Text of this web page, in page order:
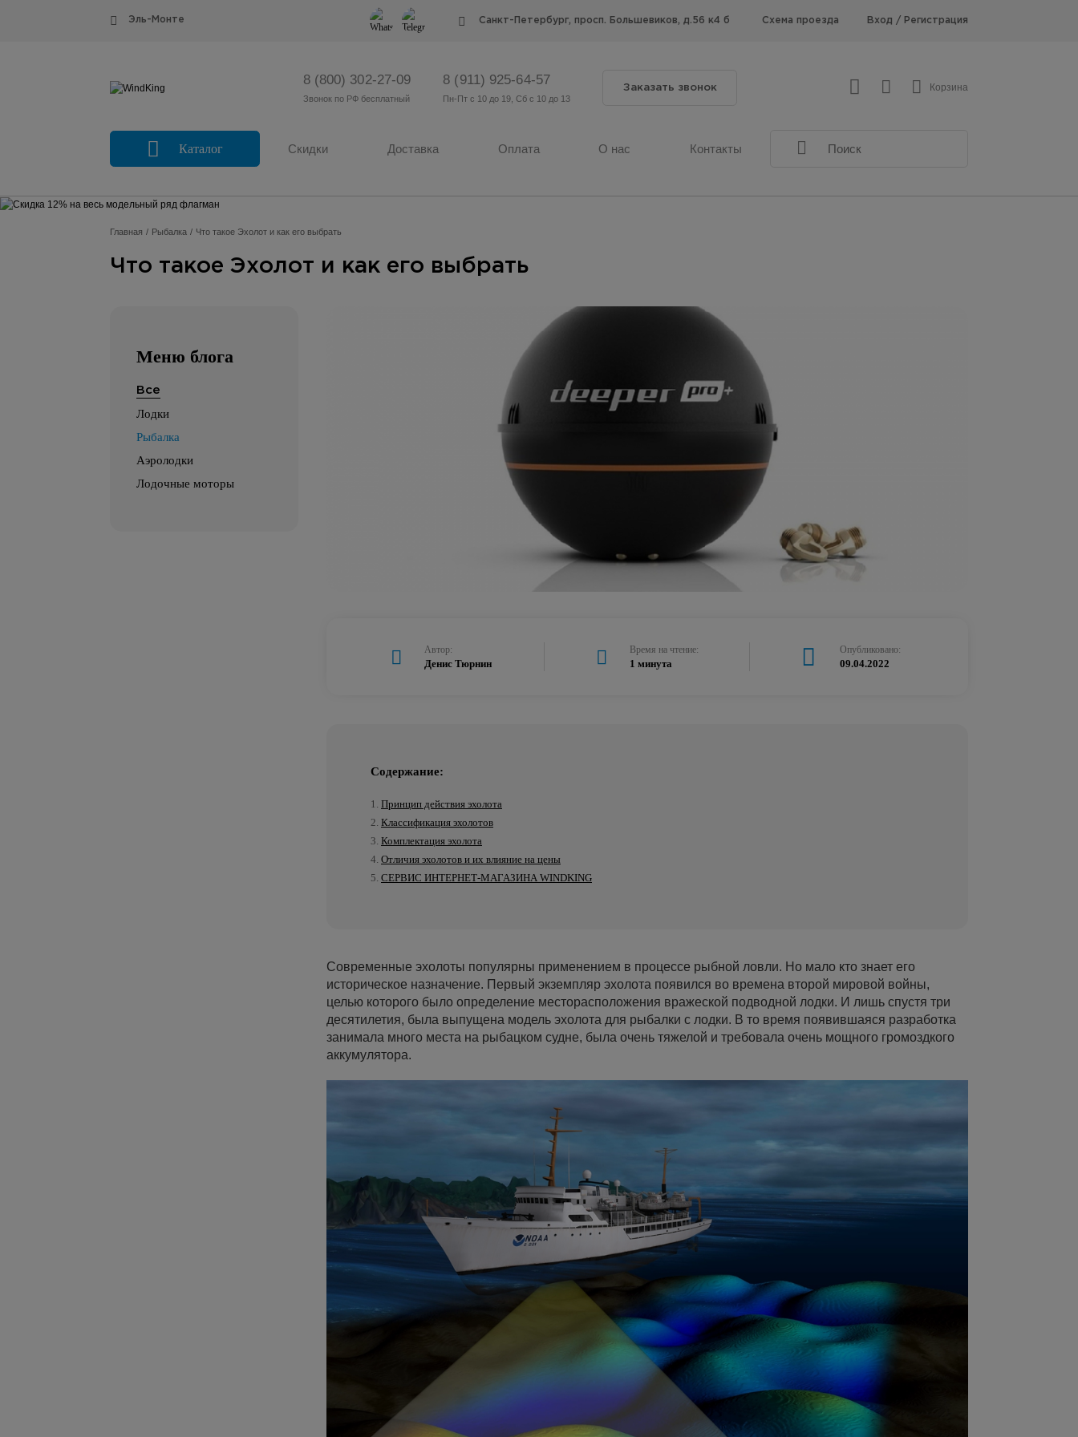
Эль-Монте Cанкт-Петербург, просп. Большевиков, д.56 к4 б Схема проезда Вход / Регистрация
8 (800) 302-27-09
Звонок по РФ бесплатный
8 (911) 925-64-57
Пн-Пт с 10 до 19, Сб с 10 до 13
Заказать звонок Корзина
Каталог Скидки Доставка Оплата О нас Контакты
Главная Рыбалка Что такое Эхолот и как его выбрать
Что такое Эхолот и как его выбрать
Меню блога
Все
Лодки
Рыбалка
Аэролодки
Лодочные моторы
Автор:
Денис Тюрнин
Время на чтение:
1 минута
Опубликовано:
09.04.2022
Содержание:
1. Принцип действия эхолота
2. Классификация эхолотов
3. Комплектация эхолота
4. Отличия эхолотов и их влияние на цены
5. СЕРВИС ИНТЕРНЕТ-МАГАЗИНА WINDKING
Современные эхолоты популярны применением в процессе рыбной ловли. Но мало кто знает его
историческое назначение. Первый экземпляр эхолота появился во времена второй мировой войны,
целью которого было определение месторасположения вражеской подводной лодки. И лишь спустя три
десятилетия, была выпущена модель эхолота для рыбалки с лодки. В то время появившаяся разработка
занимала много места на рыбацком судне, была очень тяжелой и требовала очень мощного громоздкого
аккумулятора.